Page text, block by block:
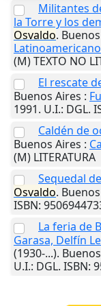
Militantes
la Torre y los
Osvaldo.
Latinoamericano
(M) TEXTO NO
El rescate
Buenos Aires :
1991. U.I.: DGL.
Caldén de
Buenos Aires :
(M) LITERATURA
Sequedal
Osvaldo.
ISBN:
La feria de
Garasa, Delfín
(1930-...).
U.I.: DGL. ISBN: